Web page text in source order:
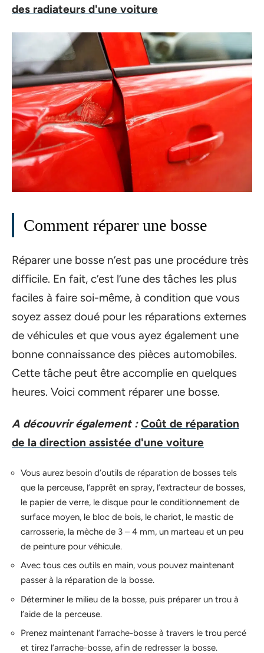
des radiateurs d'une voiture
Comment réparer une bosse
Réparer une bosse n’est pas une procédure très
difficile. En fait, c’est l’une des tâches les plus
faciles à faire soi-même, à condition que vous
soyez assez doué pour les réparations externes
de véhicules et que vous ayez également une
bonne connaissance des pièces automobiles.
Cette tâche peut être accomplie en quelques
heures. Voici comment réparer une bosse.
A découvrir également : Coût de réparation
de la direction assistée d'une voiture
Vous aurez besoin d’outils de réparation de bosses tels
que la perceuse, l’apprêt en spray, l’extracteur de bosses,
le papier de verre, le disque pour le conditionnement de
surface moyen, le bloc de bois, le chariot, le mastic de
carrosserie, la mèche de 3 – 4 mm, un marteau et un peu
de peinture pour véhicule.
Avec tous ces outils en main, vous pouvez maintenant
passer à la réparation de la bosse.
Déterminer le milieu de la bosse, puis préparer un trou à
l’aide de la perceuse.
Prenez maintenant l’arrache-bosse à travers le trou percé
et tirez l’arrache-bosse, afin de redresser la bosse.